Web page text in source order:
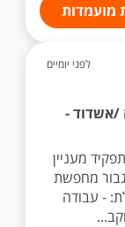
מועמדות
לפני יומיים
/אשדוד -
מעניין
מחפשת
- עבודה